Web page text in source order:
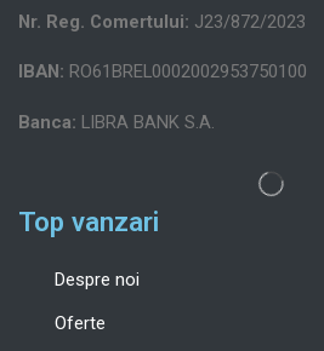
Nr. Reg. Comertului: J23/872/2023
IBAN: RO61BREL0002002953750100
Banca: LIBRA BANK S.A.
Top vanzari
Despre noi
Oferte